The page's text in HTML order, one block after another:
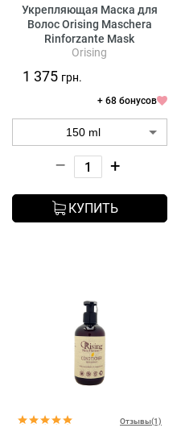
Укрепляющая Маска для
Волос Orising Maschera
Rinforzante Mask
Orising
1 375 грн.
+ 68 бонусов
– +
КУПИТЬ
Отзывы(1)